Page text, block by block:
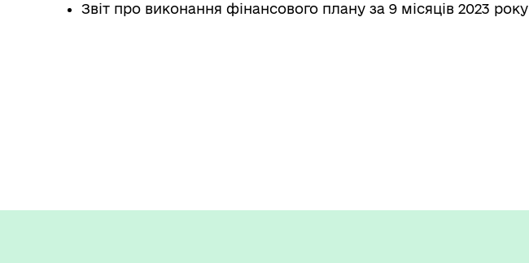
Звіт про виконання фінансового плану за 9 місяців 2023 року